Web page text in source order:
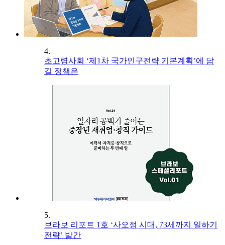
4.
초고령사회 ‘제1차 국가인구전략 기본계획’에 담
길 정책은
5.
브라보 리포트 1호 ‘사오정 시대, 73세까지 일하기
전략’ 발간